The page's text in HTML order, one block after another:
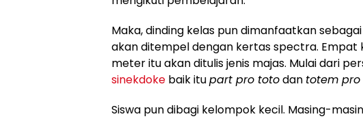
Maka, dinding kelas pun dimanfaatkan
akan ditempel dengan kertas spectra.
meter itu akan ditulis jenis majas. Mulai dari
sinekdoke baik itupart pro totodan totem pro
Siswa pun dibagi kelompok kecil. Masing-